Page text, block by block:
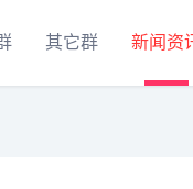
其它群 新闻资